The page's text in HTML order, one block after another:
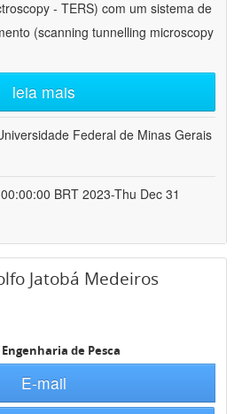
- TERS) com um sistema de
(scanning tunnelling microscopy
leia mais
Federal de Minas Gerais
BRT 2023-Thu Dec 31
Jatobá Medeiros
de Pesca
E-mail